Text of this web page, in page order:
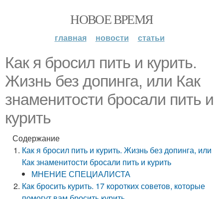
НОВОЕ ВРЕМЯ
главная новости статьи
Как я бросил пить и курить.
Жизнь без допинга, или Как
знаменитости бросали пить и
курить
Содержание
Как я бросил пить и курить. Жизнь без допинга, или
Как знаменитости бросали пить и курить
МНЕНИЕ СПЕЦИАЛИСТА
Как бросить курить. 17 коротких советов, которые